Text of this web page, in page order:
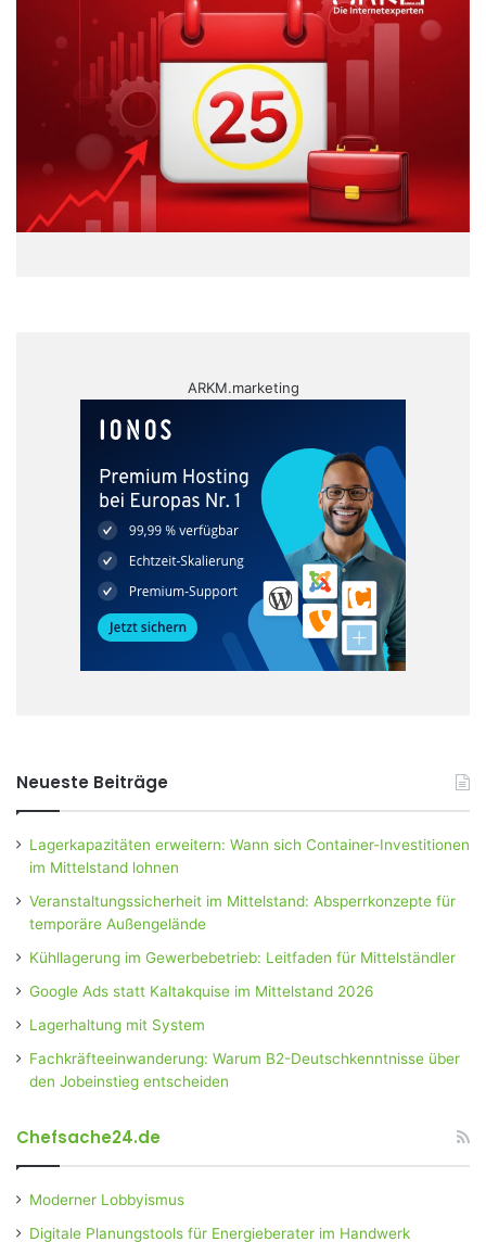
ARKM.marketing
Neueste Beiträge
Lagerkapazitäten erweitern: Wann sich Container-Investitionen
im Mittelstand lohnen
Veranstaltungssicherheit im Mittelstand: Absperrkonzepte für
temporäre Außengelände
Kühllagerung im Gewerbebetrieb: Leitfaden für Mittelständler
Google Ads statt Kaltakquise im Mittelstand 2026
Lagerhaltung mit System
Fachkräfteeinwanderung: Warum B2-Deutschkenntnisse über
den Jobeinstieg entscheiden
Chefsache24.de
Moderner Lobbyismus
Digitale Planungstools für Energieberater im Handwerk